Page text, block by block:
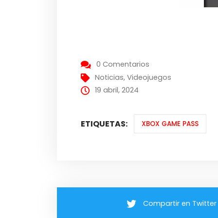
0 Comentarios
Noticias,Videojuegos
19 abril, 2024
ETIQUETAS: XBOX GAME PASS
Compartir en Twitter